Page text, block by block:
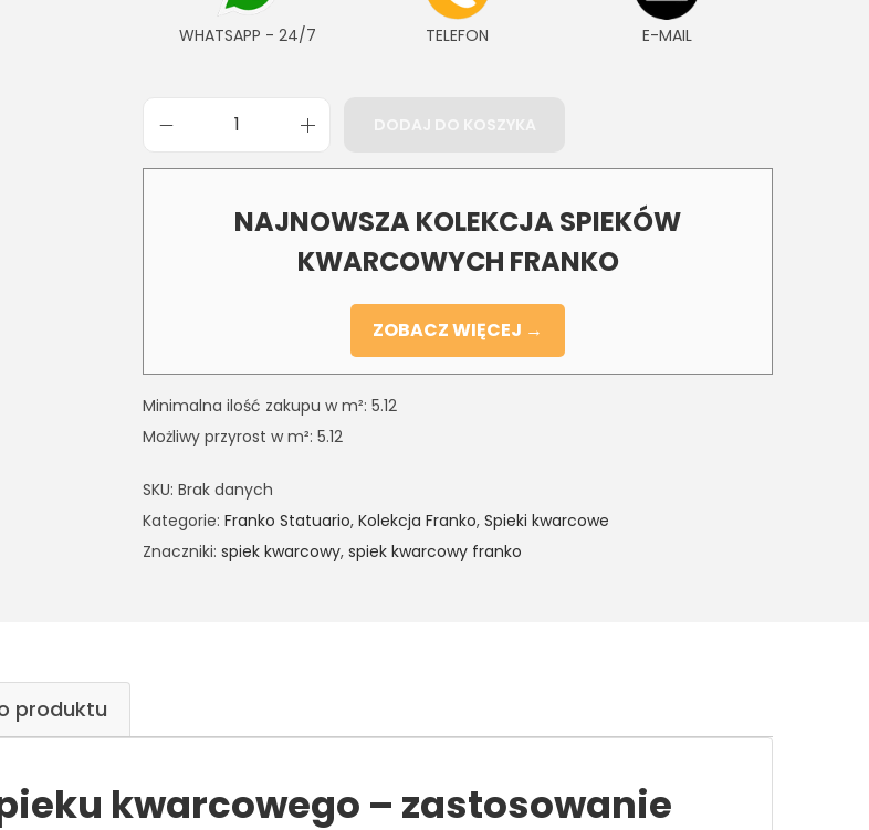
WHATSAPP - 24/7 TELEFON E-MAIL
NAJNOWSZA KOLEKCJA SPIEKÓW
KWARCOWYCH FRANKO
ZOBACZ WIĘCEJ →
Minimalna ilość zakupu w m²: 5.12
Możliwy przyrost w m²: 5.12
SKU: Brak danych
Kategorie: Franko Statuario, Kolekcja Franko, Spieki kwarcowe
Znaczniki: spiek kwarcowy, spiek kwarcowy franko
produktu
kwarcowego – zastosowanie